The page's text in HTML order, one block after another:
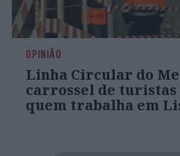
OPINIÃO
Linha Circular do
carrossel de
quem trabalha em